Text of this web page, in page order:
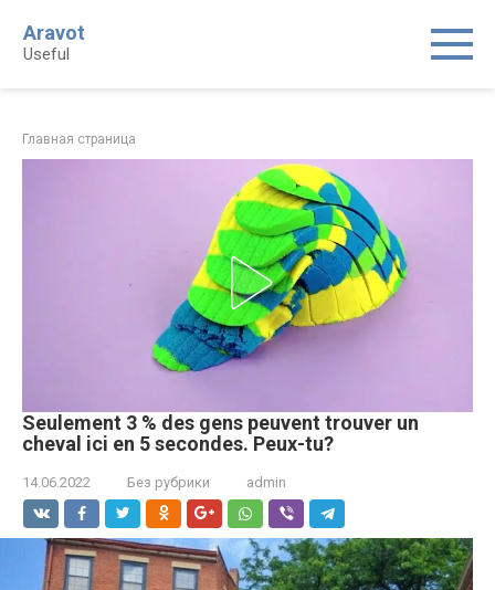
content
Aravot
Useful
Главная страница
Seulement 3 % des gens peuvent trouver un
cheval ici en 5 secondes. Peux-tu?
14.06.2022 Без рубрики admin